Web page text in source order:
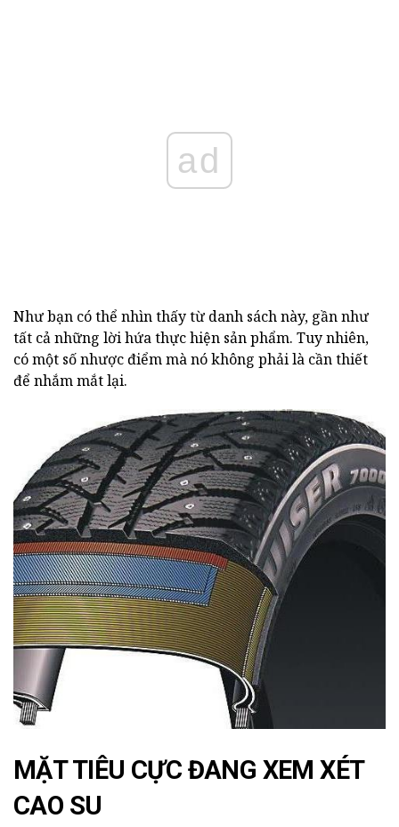
ad
Như bạn có thể nhìn thấy từ danh sách này, gần như
tất cả những lời hứa thực hiện sản phẩm. Tuy nhiên,
có một số nhược điểm mà nó không phải là cần thiết
để nhắm mắt lại.
MẶT TIÊU CỰC ĐANG XEM XÉT
CAO SU